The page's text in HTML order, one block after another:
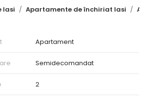
Iasi Apartamente de închiriat Iasi
intr-o zona accesibila, la aproximativ 2
sau vizionare, nu ezitati sa ma
Apartament
Semidecomandat
2